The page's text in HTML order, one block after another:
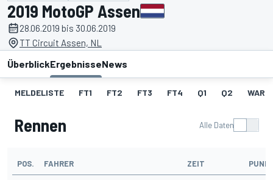
2019 MotoGP Assen
28.06.2019 bis 30.06.2019
TT Circuit Assen, NL
ÜberblickErgebnisseNews
MELDELISTE FT1 FT2 FT3 FT4 Q1 Q2
Rennen Alle Daten
POS. FAHRER ZEIT